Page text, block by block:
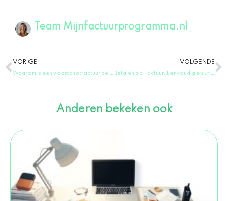
Team Mijnfactuurprogramma.nl
Vorige
VORIGE VOLGENDE
Anderen bekeken ook